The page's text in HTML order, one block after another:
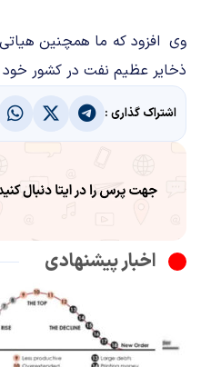
وی افزود که ما همچنین هیاتی
ذخایر عظیم نفت در کشور خود
اشتراک گذاری :
اخبار پیشنهادی